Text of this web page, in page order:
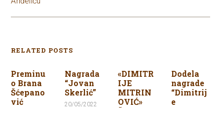
RELATED POSTS
Preminu
o Brana
Šćepano
vić
Nagrada
“Jovan
Skerlić”
20/05/2022
«DIMITR
IJE
MITRIN
OVIĆ»
ŽARKU
Dodela
nagrade
“Dimitrij
e